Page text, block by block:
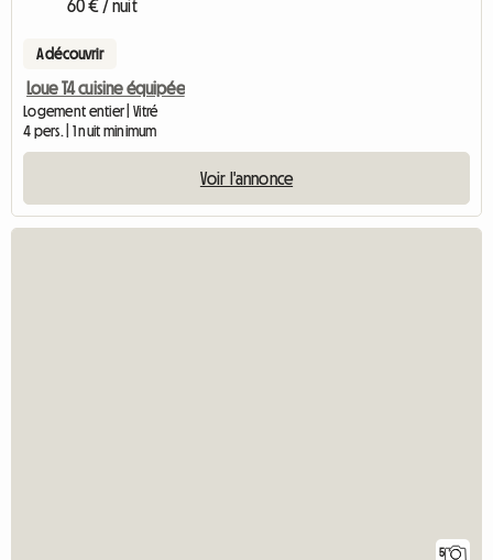
60 € / nuit
A découvrir
Loue T4 cuisine équipée
Logement entier | Vitré
4 pers. | 1 nuit minimum
Voir l'annonce
5